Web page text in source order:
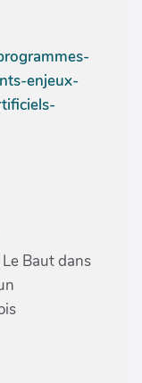
enjeux-
Baut dans